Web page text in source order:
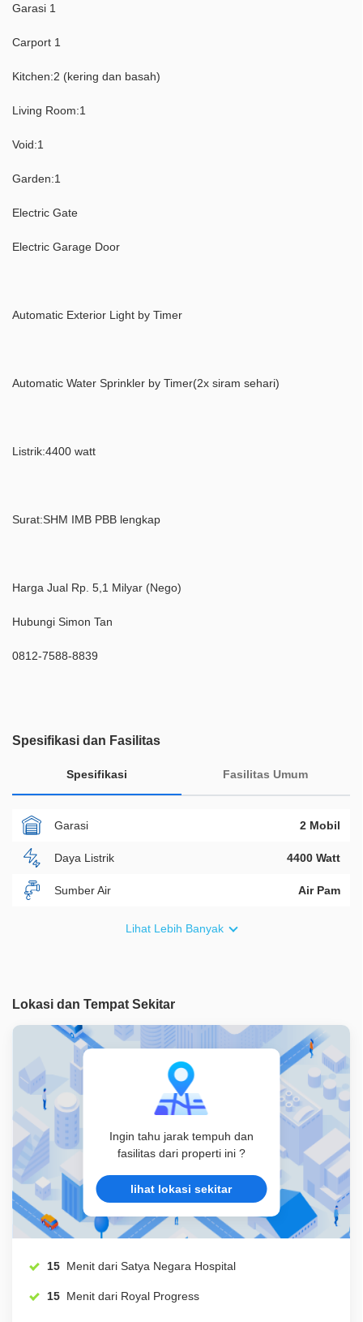
Garasi 1
Carport 1
Kitchen:2 (kering dan basah)
Living Room:1
Void:1
Garden:1
Electric Gate
Electric Garage Door
Automatic Exterior Light by Timer
Automatic Water Sprinkler by Timer(2x siram sehari)
Listrik:4400 watt
Surat:SHM IMB PBB lengkap
Harga Jual Rp. 5,1 Milyar (Nego)
Hubungi Simon Tan
0812-7588-8839
Spesifikasi dan Fasilitas
Spesifikasi Fasilitas Umum
Garasi 2 Mobil
Daya Listrik 4400 Watt
Sumber Air Air Pam
Lainnya Taman Bermain
Lainnya Taman Pribadi
Lihat Lebih Banyak
Lokasi dan Tempat Sekitar
Ingin tahu jarak tempuh dan
fasilitas dari properti ini ?
lihat lokasi sekitar
15 Menit dari Satya Negara Hospital
15 Menit dari Royal Progress